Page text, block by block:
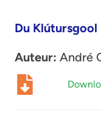
Du Klútursgool
Auteur: André